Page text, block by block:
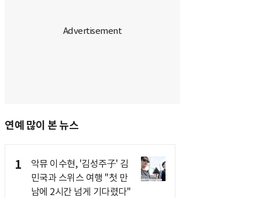
연예 많이 본 뉴스
1
악뮤 이수현, '김성주子' 김
민국과 스위스 여행 "첫 만
남에 2시간 넘게 기다렸다"